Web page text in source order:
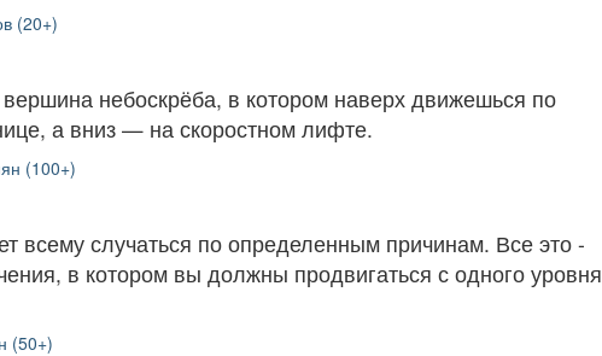
(20+)
небоскрёба, в котором наверх движешься по
а вниз — на скоростном лифте.
(100+)
всему случаться по определенным причинам. Все это -
в котором вы должны продвигаться с одного уровня
(50+)